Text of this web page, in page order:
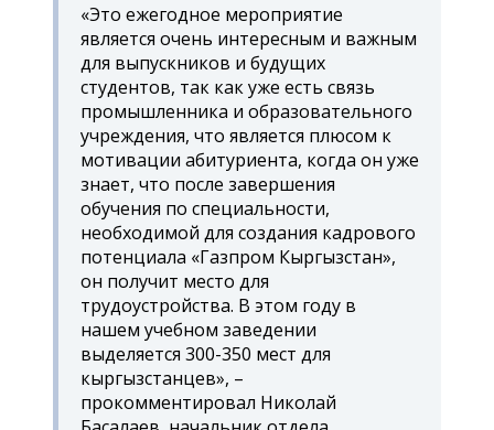
«Это ежегодное мероприятие
является очень интересным и важным
для выпускников и будущих
студентов, так как уже есть связь
промышленника и образовательного
учреждения, что является плюсом к
мотивации абитуриента, когда он уже
знает, что после завершения
обучения по специальности,
необходимой для создания кадрового
потенциала «Газпром Кыргызстан»,
он получит место для
трудоустройства. В этом году в
нашем учебном заведении
выделяется 300-350 мест для
кыргызстанцев», –
прокомментировал Николай